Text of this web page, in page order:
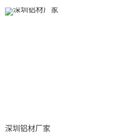
深圳铝材厂家